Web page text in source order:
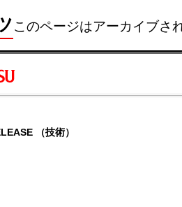
このページはアーカイブさ
（技術）